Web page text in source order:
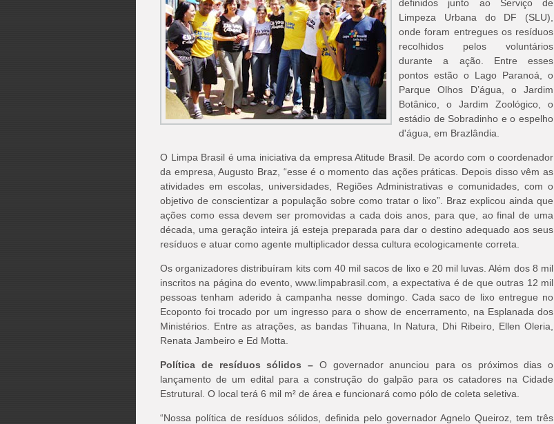
definidos junto ao Serviço de
Limpeza Urbana do DF (SLU),
onde foram entregues os resíduos
recolhidos pelos voluntários
durante a ação. Entre esses
pontos estão o Lago Paranoá, o
Parque Olhos D’água, o Jardim
Botânico, o Jardim Zoológico, o
estádio de Sobradinho e o espelho
d'água, em Brazlândia.
O Limpa Brasil é uma iniciativa da empresa Atitude Brasil. De acordo com o coordenador
da empresa, Augusto Braz, “esse é o momento das ações práticas. Depois disso vêm as
atividades em escolas, universidades, Regiões Administrativas e comunidades, com o
objetivo de conscientizar a população sobre como tratar o lixo”. Braz explicou ainda que
ações como essa devem ser promovidas a cada dois anos, para que, ao final de uma
década, uma geração inteira já esteja preparada para dar o destino adequado aos seus
resíduos e atuar como agente multiplicador dessa cultura ecologicamente correta.
Os organizadores distribuíram kits com 40 mil sacos de lixo e 20 mil luvas. Além dos 8 mil
inscritos na página do evento, www.limpabrasil.com , a expectativa é de que outras 12 mil
pessoas tenham aderido à campanha nesse domingo. Cada saco de lixo entregue no
Ecoponto foi trocado por um ingresso para o show de encerramento, na Esplanada dos
Ministérios. Entre as atrações, as bandas Tihuana, In Natura, Dhi Ribeiro, Ellen Oleria,
Renata Jambeiro e Ed Motta.
Política de resíduos sólidos – O governador anunciou para os próximos dias o
lançamento de um edital para a construção do galpão para os catadores na Cidade
Estrutural. O local terá 6 mil m² de área e funcionará como pólo de coleta seletiva.
“Nossa política de resíduos sólidos, definida pelo governador Agnelo Queiroz, tem três